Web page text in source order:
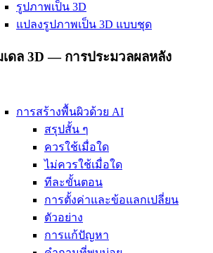
รูปภาพเป็น 3D
แปลงรูปภาพเป็น 3D แบบชุด
เดล 3D — การประมวลผลหลัง
การสร้างพื้นผิวด้วย AI
สรุปสั้น ๆ
ควรใช้เมื่อใด
ไม่ควรใช้เมื่อใด
ทีละขั้นตอน
การตั้งค่าและข้อแลกเปลี่ยน
ตัวอย่าง
การแก้ปัญหา